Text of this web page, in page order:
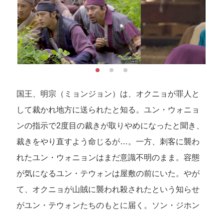
国王、明宗（ミョンジョン）は、オクニョが罪人と
して裁かれ地方に送られたと知る。ユン・ウォニョ
ンの指示で2度目の裁きが取りやめになったと聞き、
裁きをやり直すよう命じるが…。一方、刺客に襲わ
れたユン・ウォニョンはまだ意識不明のまま。容態
が気になるユン・テウォンは屋敷の前にいた。やが
て、オクニョが山賊に襲われ殺されたという知らせ
がユン・テウォンたちのもとに届く。ソン・ジホン